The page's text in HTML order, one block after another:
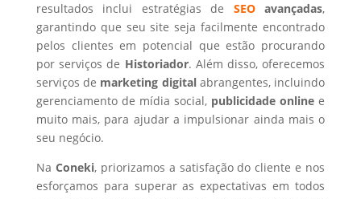
resultados inclui estratégias de SEOavançadas,
garantindo que seu site seja facilmente encontrado
pelos clientes em potencial que estão procurando
por serviços de Historiador. Além disso, oferecemos
serviços de marketing digital abrangentes, incluindo
gerenciamento de mídia social, publicidade online e
muito mais, para ajudar a impulsionar ainda mais o
seu negócio.
Na Coneki, priorizamos a satisfação do cliente e nos
esforçamos para superar as expectativas em todos